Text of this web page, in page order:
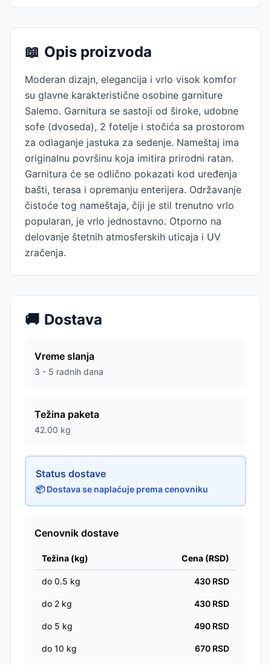
📖 Opis proizvoda
Moderan dizajn, elegancija i vrlo visok komfor
su glavne karakteristične osobine garniture
Salemo. Garnitura se sastoji od široke, udobne
sofe (dvoseda), 2 fotelje i stočića sa prostorom
za odlaganje jastuka za sedenje. Nameštaj ima
originalnu površinu koja imitira prirodni ratan.
Garnitura će se odlično pokazati kod uređenja
bašti, terasa i opremanju enterijera. Održavanje
čistoće tog nameštaja, čiji je stil trenutno vrlo
popularan, je vrlo jednostavno. Otporno na
delovanje štetnih atmosferskih uticaja i UV
zračenja.
🚚 Dostava
Vreme slanja
3 - 5 radnih dana
Težina paketa
42.00 kg
Status dostave
📦 Dostava se naplaćuje prema cenovniku
Cenovnik dostave
Težina (kg) Cena (RSD)
do 0.5 kg 430 RSD
do 2 kg 430 RSD
do 5 kg 490 RSD
do 10 kg 670 RSD